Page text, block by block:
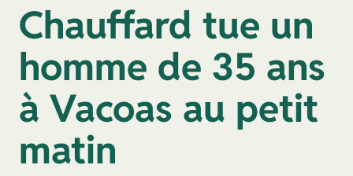
Chauffard tue un
homme de 35 ans
à Vacoas au petit
matin